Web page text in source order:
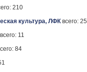
210
культура, ЛФК всего: 25
всего: 11
84